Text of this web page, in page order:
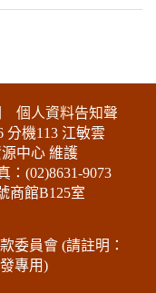
個人資料告知聲
分機113 江敏雲
中心 維護
：(02)8631-9073
商館B125室
委員會 (請註明：
專用)